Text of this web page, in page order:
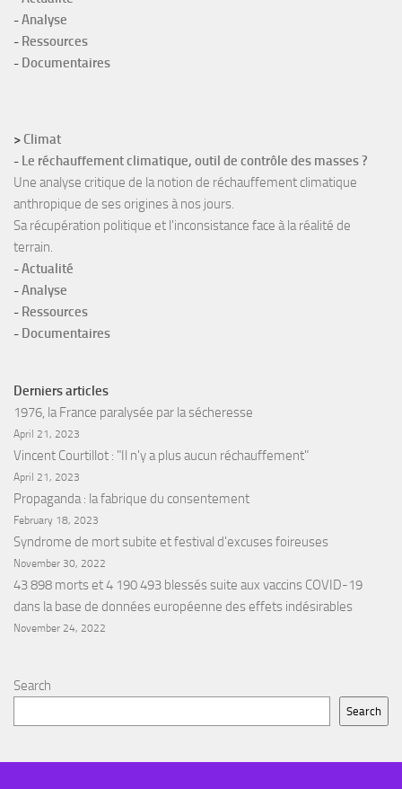
-Analyse
- Ressources
- Documentaires
>Climat
- Le réchauffement climatique, outil de contrôle des masses ?
Une analyse critique de la notion de réchauffement climatique
anthropique de ses origines à nos jours.
Sa récupération politique et l'inconsistance face à la réalité de
terrain.
-Actualité
-Analyse
- Ressources
- Documentaires
Derniers articles
1976, la France paralysée par la sécheresse
April 21, 2023
Vincent Courtillot : "Il n'y a plus aucun réchauffement"
April 21, 2023
Propaganda : la fabrique du consentement
February 18, 2023
Syndrome de mort subite et festival d'excuses foireuses
November 30, 2022
43 898 morts et 4 190 493 blessés suite aux vaccins COVID-19
dans la base de données européenne des effets indésirables
November 24, 2022
Search
Search